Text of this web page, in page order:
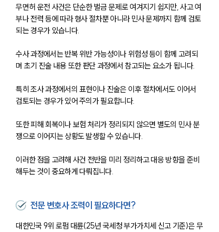
통합검색
AI대륜
업무사례
주요 업무사례
법률정보
법률지식인
고객후기
업무분야
음주교통사고대응부 업무
전체
구성원 소개
음주운전·교통사고전문변호사추천
무면허 운전 사건은 단순한 벌금 문제로 여겨지기 쉽지만, 사고 여
부나 전력 등에 따라 형사 절차뿐 아니라 민사 문제까지 함께 검토
되는 경우가 있습니다.
수사 과정에서는 반복 위반 가능성이나 위험성 등이 함께 고려되
며 초기 진술 내용 또한 판단 과정에서 참고되는 요소가 됩니다.
특히 조사 과정에서의 표현이나 진술은 이후 절차에서도 이어서
검토되는 경우가 있어 주의가 필요합니다.
또한 피해 회복이나 보험 처리가 정리되지 않으면 별도의 민사 분
쟁으로 이어지는 상황도 발생할 수 있습니다.
이러한 점을 고려해 사건 전반을 미리 정리하고 대응 방향을 준비
해두는 것이 중요하게 다뤄집니다.
전문 변호사 조력이 필요하다면?
대한민국 9위 로펌 대륜(25년 국세청 부가가치세 신고 기준)은 무